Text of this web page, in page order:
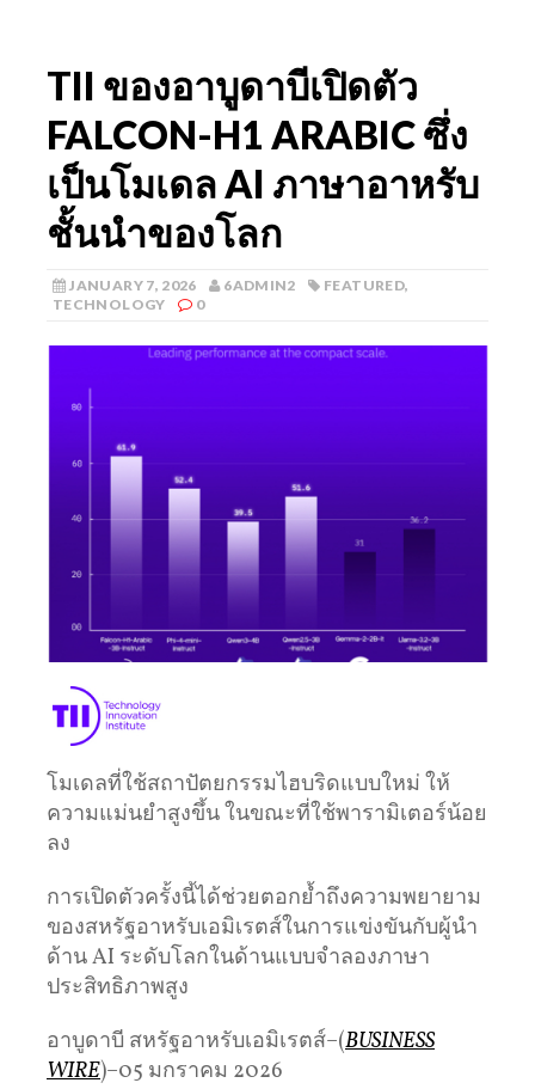
TII ของอาบูดาบีเปิดตัว
FALCON-H1 ARABIC ซึ่ง
เป็นโมเดล AI ภาษาอาหรับ
ชั้นนำของโลก
JANUARY 7, 2026 6ADMIN2 FEATURED,
TECHNOLOGY
0
โมเดลที่ใช้สถาปัตยกรรมไฮบริดแบบใหม่ ให้
ความแม่นยำสูงขึ้น ในขณะที่ใช้พารามิเตอร์น้อย
ลง
การเปิดตัวครั้งนี้ได้ช่วยตอกย้ำถึงความพยายาม
ของสหรัฐอาหรับเอมิเรตส์ในการแข่งขันกับผู้นำ
ด้าน AI ระดับโลกในด้านแบบจำลองภาษา
ประสิทธิภาพสูง
อาบูดาบี สหรัฐอาหรับเอมิเรตส์–(BUSINESS
WIRE)–05 มกราคม 2026